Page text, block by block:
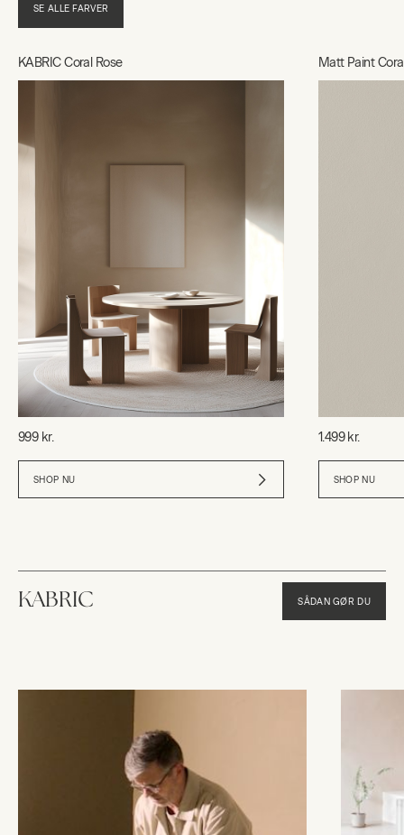
SE ALLE FARVER
KABRIC Coral Rose
999 kr.
SHOP NU
Matt Paint
1.499 kr.
SHOP NU
KABRIC SÅDAN GØR DU